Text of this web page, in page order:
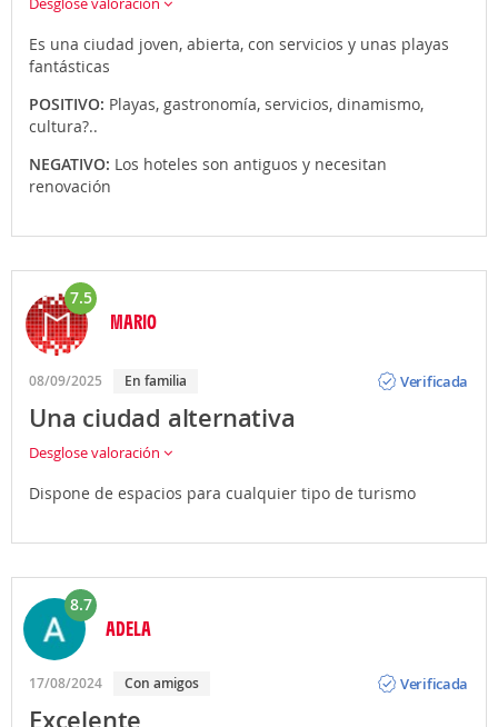
Es una ciudad joven, abierta, con servicios y unas playas
fantásticas
POSITIVO: Playas, gastronomía, servicios, dinamismo,
cultura?..
NEGATIVO: Los hoteles son antiguos y necesitan
renovación
7.5
MARIO
08/09/2025 En familia
Verificada
Una ciudad alternativa
Desglose valoración
Dispone de espacios para cualquier tipo de turismo
8.7
ADELA
17/08/2024 Con amigos
Verificada